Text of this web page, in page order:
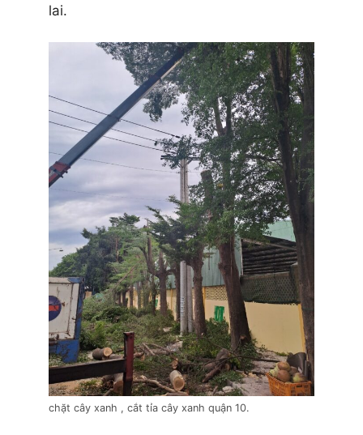
lai.
chặt cây xanh , cắt tỉa cây xanh quận 10.